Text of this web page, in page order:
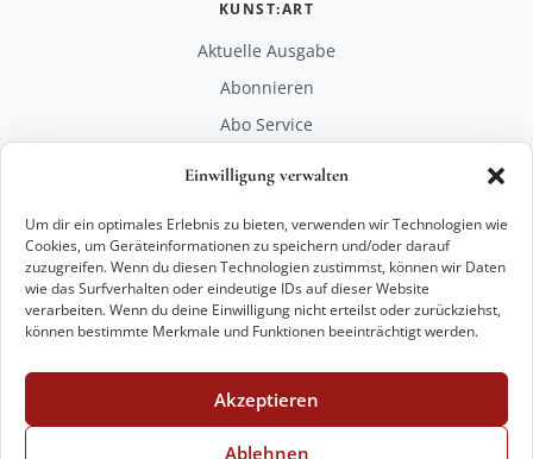
Einwilligung verwalten
Um dir ein optimales Erlebnis zu bieten, verwenden wir Technologien wie
Cookies, um Geräteinformationen zu speichern und/oder darauf
zuzugreifen. Wenn du diesen Technologien zustimmst, können wir Daten
wie das Surfverhalten oder eindeutige IDs auf dieser Website
verarbeiten. Wenn du deine Einwilligung nicht erteilst oder zurückziehst,
können bestimmte Merkmale und Funktionen beeinträchtigt werden.
Akzeptieren
Ablehnen
KUNST:ART
Aktuelle Ausgabe
Abonnieren
Abo Service
RECHTLICHES
Impressum
Datenschutz
KONTAKT
+49 221 29 28 27 21